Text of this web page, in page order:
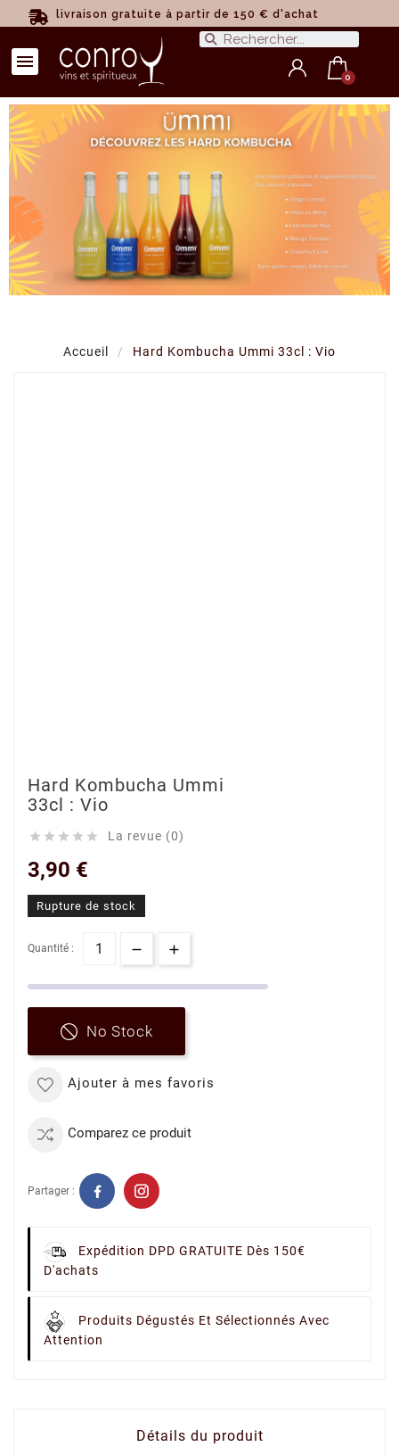
livraison gratuite à partir de 150 € d'achat
Accueil Hard Kombucha Ummi 33cl : Vio
Hard Kombucha Ummi
33cl : Vio
     La revue (0)
3,90 €
Rupture de stock
Quantité :
No Stock
Ajouter à mes favoris
Comparez ce produit
Partager :
Expédition DPD GRATUITE Dès 150€
D'achats
Produits Dégustés Et Sélectionnés Avec
Attention
Détails du produit